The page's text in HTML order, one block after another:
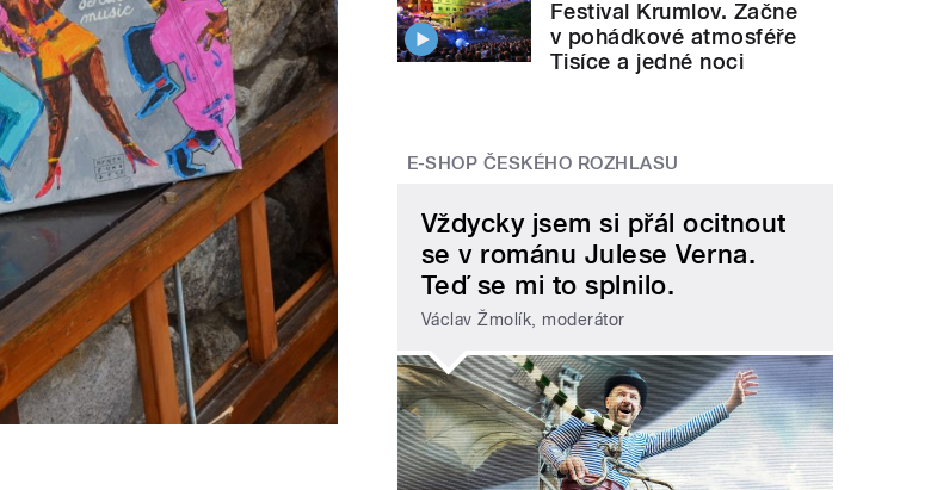
Festival Krumlov. Začne
v pohádkové atmosféře
Tisíce a jedné noci
E-SHOP ČESKÉHO ROZHLASU
Vždycky jsem si přál ocitnout
se v románu Julese Verna.
Teď se mi to splnilo.
Václav Žmolík, moderátor